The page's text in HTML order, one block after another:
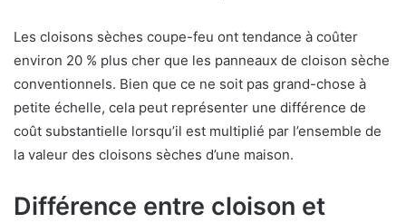
Les cloisons sèches coupe-feu ont tendance à coûter
environ 20 % plus cher que les panneaux de cloison sèche
conventionnels. Bien que ce ne soit pas grand-chose à
petite échelle, cela peut représenter une différence de
coût substantielle lorsqu’il est multiplié par l’ensemble de
la valeur des cloisons sèches d’une maison.
Différence entre cloison et